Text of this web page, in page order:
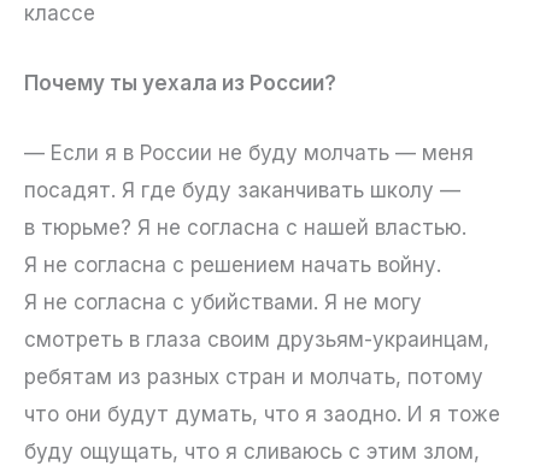
классе
Почему ты уехала из России?
— Если я в России не буду молчать — меня
посадят. Я где буду заканчивать школу —
в тюрьме? Я не согласна с нашей властью.
Я не согласна с решением начать войну.
Я не согласна с убийствами. Я не могу
смотреть в глаза своим друзьям-украинцам,
ребятам из разных стран и молчать, потому
что они будут думать, что я заодно. И я тоже
буду ощущать, что я сливаюсь с этим злом,